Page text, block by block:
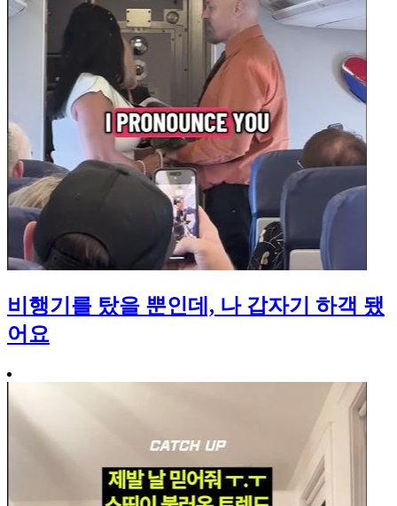
비행기를 탔을 뿐인데, 나 갑자기 하객 됐
어요